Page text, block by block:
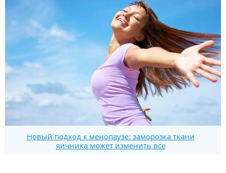
Новый подход к менопаузе: заморозка ткани
яичника может изменить все